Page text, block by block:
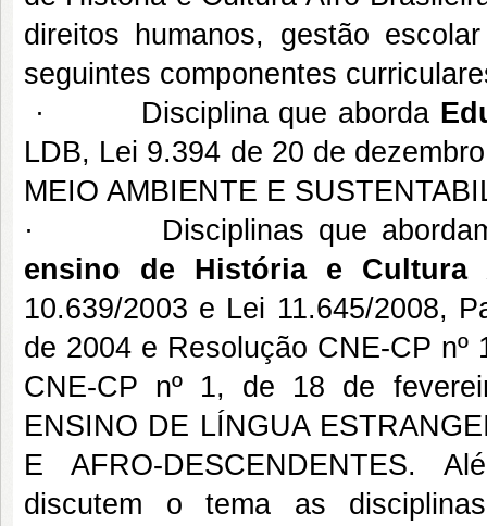
direitos humanos, gestão
seguintes componentes
· Disciplina que aborda
LDB, Lei 9.394 de 20 de
MEIO AMBIENTE E
· Disciplinas que
ensino de História e Cultura
10.639/2003 e Lei 11.645/2008,
de 2004 e Resolução CNE-CP
CNE-CP nº 1, de 18 de
ENSINO DE LÍNGUA
E AFRO-DESCENDENTES.
discutem o tema as